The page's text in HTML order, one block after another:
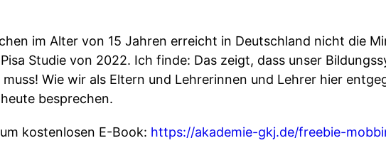
im Alter von 15 Jahren erreicht in Deutschland nicht die
Studie von 2022. Ich finde: Das zeigt, dass unser
Wie wir als Eltern und Lehrerinnen und Lehrer hier
besprechen.
kostenlosen E-Book: https://akademie-gkj.de/freebie-